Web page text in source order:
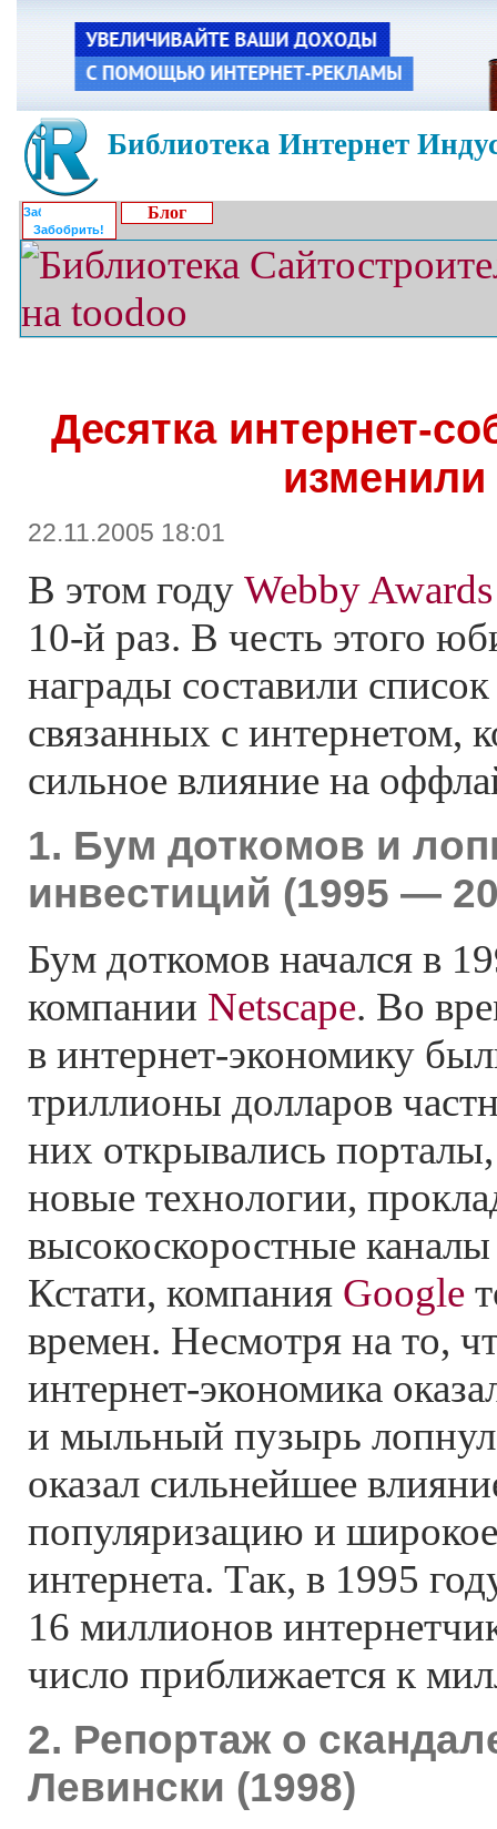
Библиотека Интернет
Забобрить!
Блог
Десятка интернет-
22.11.2005 18:01
В этом году Webby Awards
10-й раз. В честь этого
награды составили
связанных с интернетом,
сильное влияние на
1. Бум доткомов и
инвестиций (1995 —
Бум доткомов начался в
компании Netscape. Во
в интернет-экономику
триллионы долларов
них открывались
новые технологии,
высокоскоростные
Кстати, компания Google
времен. Несмотря на то,
интернет-экономика
и мыльный пузырь
оказал сильнейшее
популяризацию и
интернета. Так, в 1995
16 миллионов
число приближается к
2. Репортаж о
Левински (1998)